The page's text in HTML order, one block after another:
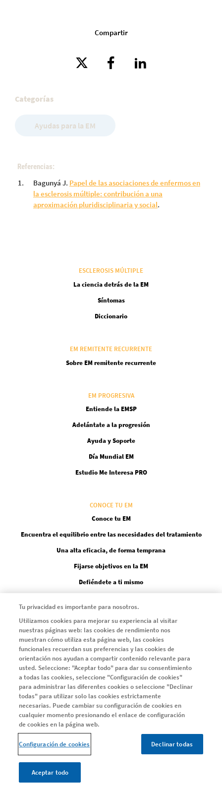
Compartir
Categorías
Ayudas para la EM
Referencias:
Bagunyá J. Papel de las asociaciones de enfermos en
la esclerosis múltiple: contribución a una
aproximación pluridisciplinaria y social.
ESCLEROSIS MÚLTIPLE
La ciencia detrás de la EM
Síntomas
Diccionario
EM REMITENTE RECURRENTE
Sobre EM remitente recurrente
EM PROGRESIVA
Entiende la EMSP
Adelántate a la progresión
Ayuda y Soporte
Día Mundial EM
Estudio Me Interesa PRO
CONOCE TU EM
Conoce tu EM
Encuentra el equilibrio entre las necesidades del tratamiento
Una alta eficacia, de forma temprana
Fijarse objetivos en la EM
Defiéndete a ti mismo
Serie EMMA
Capítulo 1
Capítulo 2
Capítulo 3
Capítulo 4
ARTÍCULOS
Tu privacidad es importante para nosotros.
Utilizamos cookies para mejorar su experiencia al visitar
nuestras páginas web: las cookies de rendimiento nos
muestran cómo utiliza esta página web, las cookies
funcionales recuerdan sus preferencias y las cookies de
orientación nos ayudan a compartir contenido relevante para
usted. Seleccione: "Aceptar todo" para dar su consentimiento
a todas las cookies, seleccione "Configuración de cookies"
para administrar las diferentes cookies o seleccione "Declinar
todas" para utilizar solo las cookies estrictamente
necesarias. Puede cambiar su configuración de cookies en
cualquier momento presionando el enlace de configuración
de cookies en la página web.
Configuración de cookies Declinar todas
Aceptar todo